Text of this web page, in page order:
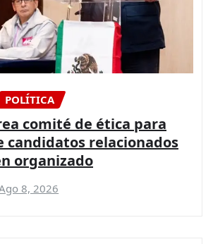
POLÍTICA
comité de ética para
candidatos relacionados
organizado
8, 2026